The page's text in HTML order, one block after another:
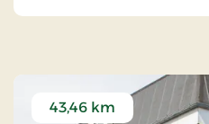
43,46 km